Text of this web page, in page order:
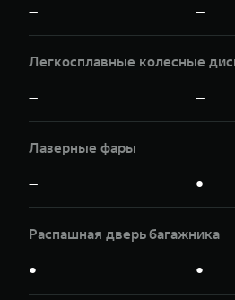
— —
Легкосплавные колесные
— —
Лазерные фары
— ●
Распашная дверь багажника
● ●